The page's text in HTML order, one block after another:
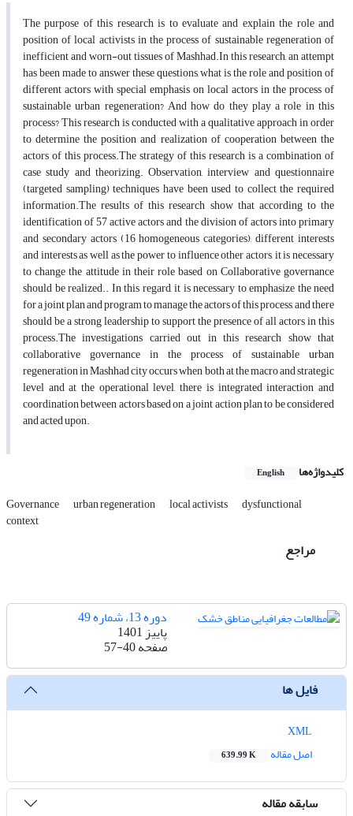
The purpose of this research is to evaluate and explain the role and
position of local activists in the process of sustainable regeneration of
inefficient and worn-out tissues of Mashhad.In this research, an attempt
has been made to answer these questions, what is the role and position of
different actors with special emphasis on local actors in the process of
sustainable urban regeneration? And how do they play a role in this
process? This research is conducted with a qualitative approach in order
to determine the position and realization of cooperation between the
actors of this process.The strategy of this research is a combination of
case study and theorizing. Observation, interview and questionnaire
(targeted sampling) techniques have been used to collect the required
information.The results of this research show that according to the
identification of 57 active actors and the division of actors into primary
and secondary actors (16 homogeneous categories), different interests
and interests as well as the power to influence other actors, it is necessary
to change the attitude in their role based on Collaborative governance
should be realized.. In this regard, it is necessary to emphasize the need
for a joint plan and program to manage the actors of this process, and there
should be a strong leadership to support the presence of all actors in this
process.The investigations carried out in this research show that
collaborative governance in the process of sustainable urban
regeneration in Mashhad city occurs when both at the macro and strategic
level and at the operational level, there is integrated interaction and
coordination between actors based on a joint action plan to be considered
and acted upon.
کلیدواژه‌ها English
Governance urban regeneration local activists dysfunctional
context
مراجع
دوره 13، شماره 49
پاییز 1401
صفحه57-40
فایل ها
اصل مقاله
639.99 K
سابقه مقاله